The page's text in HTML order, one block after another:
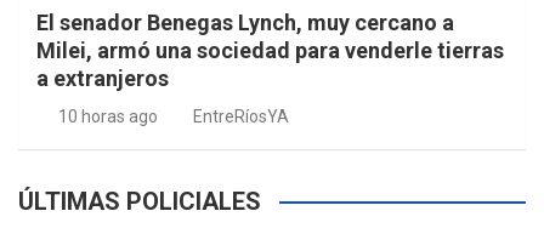
El senador Benegas Lynch, muy cercano a
Milei, armó una sociedad para venderle tierras
a extranjeros
10 horas ago EntreRíosYA
ÚLTIMAS POLICIALES